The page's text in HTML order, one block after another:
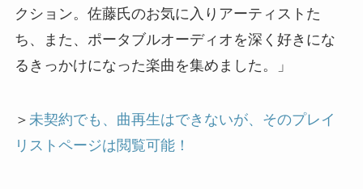
クション。佐藤氏のお気に入りアーティストた
ち、また、ポータブルオーディオを深く好きにな
るきっかけになった楽曲を集めました。」
＞ 未契約でも、曲再生はできないが、そのプレイ
リストページは閲覧可能！